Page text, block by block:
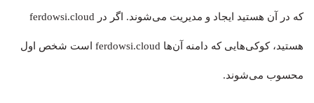
که در آن هستید ایجاد و مدیریت می‌شوند. اگر در ferdowsi.cloud
هستید، کوکی‌هایی که دامنه آن‌ها ferdowsi.cloud است شخص اول
محسوب می‌شوند.